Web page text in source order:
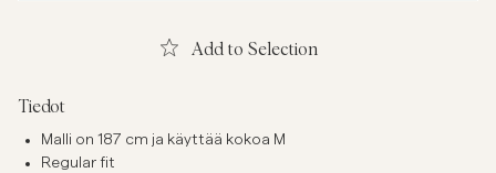
Add to Selection
Tiedot
Malli on 187 cm ja käyttää kokoa M
Regular fit